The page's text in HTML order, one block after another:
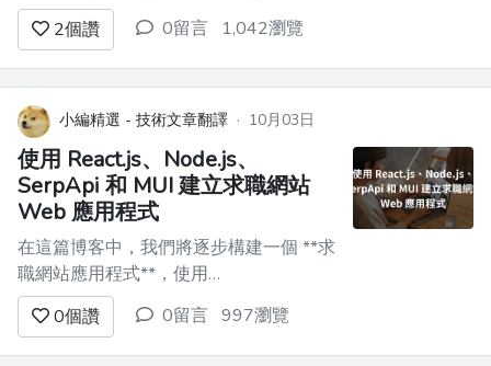
Performance Schema 的
`table_io_waits_summary_by_table` 表，
我們可以檢查每個表和每個資料庫模式
（Schema）的讀寫操作情況，幫助識別
資料庫的瓶頸。 ## 1. 總體...
2個讚 0留言 1,042瀏覽
小編精選 - 技術文章翻譯 · 10月03日
使用 React.js、Node.js、
SerpApi 和 MUI 建立求職網站
Web 應用程式
在這篇博客中，我們將逐步構建一個 **求
職網站應用程式**，使用
**React.js**（搭配 **Vite** 進行設
置）、**Node.js**（使用
**Express**）、**SerpApi** 從 Google
0個讚 0留言 997瀏覽